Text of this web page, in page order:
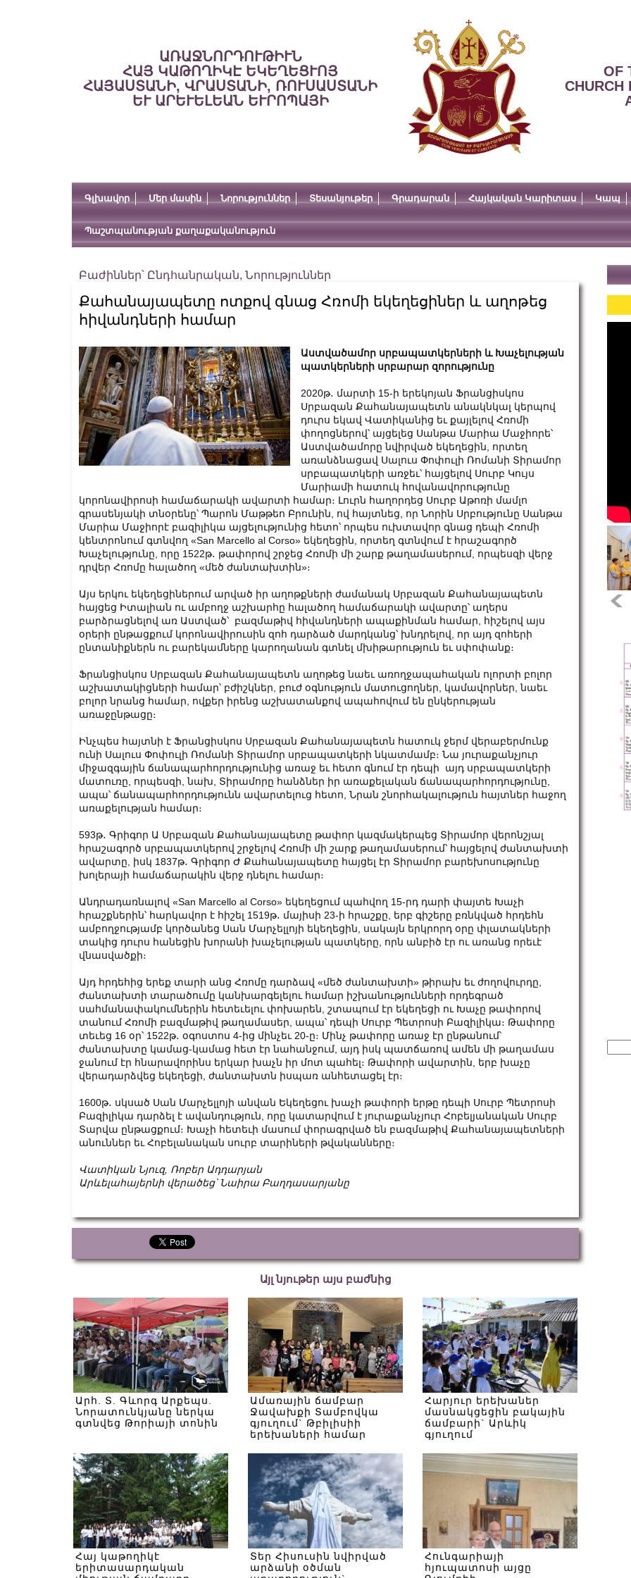
ԱՌԱՋՆՈՐԴՈՒԹԻՒՆ
ՀԱՅ ԿԱԹՈՂԻԿԷ ԵԿԵՂԵՑՒՈՅ
ՀԱՅԱՍՏԱՆԻ, ՎՐԱՍՏԱՆԻ, ՌՈՒՍԱՍՏԱՆԻ
ԵՒ ԱՐԵՒԵԼԵԱՆ ԵՒՐՈՊԱՅԻ
OF
CHURCH
Գլխավոր Մեր մասին Նորություններ Տեսանյութեր Գրադարան Հայկական Կարիտաս Կապ
Պաշտպանության քաղաքականություն
Բաժիններ՝ Ընդհանրական, Նորություններ
Քահանայապետը ոտքով գնաց Հռոմի եկեղեցիներ և աղոթեց
հիվանդների համար
Աստվածամոր սրբապատկերների և Խաչելության
պատկերների սրբարար զորությունը
2020թ․ մարտի 15-ի երեկոյան Ֆրանցիսկոս
Սրբազան Քահանայապետն անակնկալ կերպով
դուրս եկավ Վատիկանից եւ քայլելով Հռոմի
փողոցներով՝ այցելեց Սանթա Մարիա Մաջիորե՝
Աստվածամորը նվիրված եկեղեցին, որտեղ
առանձնացավ Սալուս Փոփուլի Ռոմանի Տիրամոր
սրբապատկերի առջեւ՝ հայցելով Սուրբ Կույս
Մարիամի հատուկ հովանավորությունը
կորոնավիրոսի համաճարակի ավարտի համար։ Լուրն հաղորդեց Սուրբ Աթոռի մամլո
գրասենյակի տնօրենը՝ Պարոն Մաթթեո Բրունին, ով հայտնեց, որ Նորին Սրբությունը Սանթա
Մարիա Մաջիորէ բազիլիկա այցելությունից հետո՝ որպես ուխտավոր գնաց դեպի Հռոմի
կենտրոնում գտնվող «San Marcello al Corso» եկեղեցին, որտեղ գտնվում է հրաշագործ
Խաչելությունը, որը 1522թ․ թափորով շրջեց Հռոմի մի շարք թաղամասերում, որպեսզի վերջ
դրվեր Հռոմը հալածող «մեծ ժանտախտին»։
Այս երկու եկեղեցիներում արված իր աղոթքների ժամանակ Սրբազան Քահանայապետն
հայցեց Իտալիան ու ամբողջ աշխարհը հալածող համաճարակի ավարտը՝ աղերս
բարձրացնելով առ Աստված՝ բազմաթիվ հիվանդների ապաքինման համար, հիշելով այս
օրերի ընթացքում կորոնավիրուսին զոհ դարձած մարդկանց՝ խնդրելով, որ այդ զոհերի
ընտանիքներն ու բարեկամները կարողանան գտնել մխիթարություն եւ սփոփանք։
Ֆրանցիսկոս Սրբազան Քահանայապետն աղոթեց նաեւ առողջապահական ոլորտի բոլոր
աշխատակիցների համար՝ բժիշկներ, բուժ օգնություն մատուցողներ, կամավորներ, նաեւ
բոլոր նրանց համար, ովքեր իրենց աշխատանքով ապահովում են ընկերության
առաջընթացը։
Ինչպես հայտնի է Ֆրանցիսկոս Սրբազան Քահանայապետն հատուկ ջերմ վերաբերմունք
ունի Սալուս Փոփուլի Ռոմանի Տիրամոր սրբապատկերի նկատմամբ։ Նա յուրաքանչյուր
միջազգային ճանապարհորդությունից առաջ եւ հետո գնում էր դեպի այդ սրբապատկերի
մատուռը, որպեսզի, նախ, Տիրամորը հանձներ իր առաքելական ճանապարհորդությունը,
ապա՝ ճանապարհորդությունն ավարտելուց հետո, Նրան շնորհակալություն հայտներ հաջող
առաքելության համար։
593թ․ Գրիգոր Ա Սրբազան Քահանայապետը թափոր կազմակերպեց Տիրամոր վերոնշյալ
հրաշագործ սրբապատկերով շրջելով Հռոմի մի շարք թաղամասերում՝ հայցելով ժանտախտի
ավարտը, իսկ 1837թ․ Գրիգոր Ժ Քահանայապետը հայցել էր Տիրամոր բարեխոսությունը
խոլերայի համաճարակին վերջ դնելու համար։
Անդրադառնալով «San Marcello al Corso» եկեղեցում պահվող 15-րդ դարի փայտե Խաչի
հրաշքներին՝ հարկավոր է հիշել 1519թ․ մայիսի 23-ի հրաշքը, երբ գիշերը բռնկված հրդեհն
ամբողջությամբ կործանեց Սան Մարչելլոյի եկեղեցին, սակայն երկրորդ օրը փլատակների
տակից դուրս հանեցին խորանի խաչելության պատկերը, որն անբիծ էր ու առանց որեւէ
վնասվածքի։
Այդ հրդեհից երեք տարի անց Հռոմը դարձավ «մեծ ժանտախտի» թիրախ եւ ժողովուրդը,
ժանտախտի տարածումը կանխարգելելու համար իշխանությունների որդեգրած
սահմանափակումներին հետեւելու փոխարեն, շտապում էր եկեղեցի ու Խաչը թափորով
տանում Հռոմի բազմաթիվ թաղամասեր, ապա՝ դեպի Սուրբ Պետրոսի Բազիլիկա։ Թափորը
տեւեց 16 օր՝ 1522թ․ օգոստոս 4-ից մինչեւ 20-ը։ Մինչ թափորը առաջ էր ընթանում՝
ժանտախտը կամաց-կամաց հետ էր նահանջում, այդ իսկ պատճառով ամեն մի թաղամաս
ջանում էր հնարավորինս երկար խաչն իր մոտ պահել։ Թափորի ավարտին, երբ խաչը
վերադարձվեց եկեղեցի, ժանտախտն իսպառ անհետացել էր։
1600թ․ սկսած Սան Մարչելլոյի անվան Եկեղեցու խաչի թափորի երթը դեպի Սուրբ Պետրոսի
Բազիլիկա դարձել է ավանդություն, որը կատարվում է յուրաքանչյուր Հոբելյանական Սուրբ
Տարվա ընթացքում։ Խաչի հետեւի մասում փորագրված են բազմաթիվ Քահանայապետների
անուններ եւ Հոբելանական սուրբ տարիների թվականները։
Վատիկան Նյուզ, Ռոբեր Ադդարյան
Արևելահայերնի վերածեց՝ Նաիրա Բաղդասարյանը
Այլ նյութեր այս բաժնից
Արհ. Տ. Գևորգ Արքեպս.
Նորատունկյանը ներկա
գտնվեց Թորիայի տոնին
Ամառային ճամբար
Ջավախքի Տամբովկա
գյուղում` Թբիլիսիի
երեխաների համար
Հարյուր երեխաներ
մասնակցեցին բակային
ճամբարի` Արևիկ
գյուղում
Հայ կաթողիկէ
երիտասարդական
Տեր Հիսուսին նվիրված
արձանի օծման
Հունգարիայի
հյուպատոսի այցը
for: